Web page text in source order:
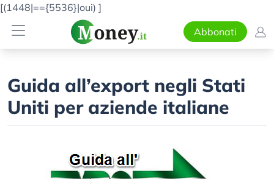
[(1448|=={5536}|oui) ]
Abbonati
Guida all’export negli Stati
Uniti per aziende italiane